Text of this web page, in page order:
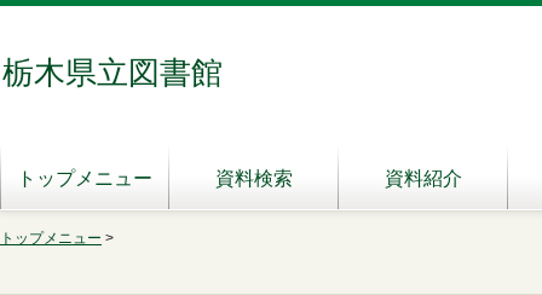
栃木県立図書館
トップメニュー 資料検索 資料紹介
トップメニュー >